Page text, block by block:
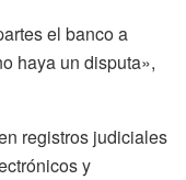
el banco a
haya un disputa»,
registros judiciales
y